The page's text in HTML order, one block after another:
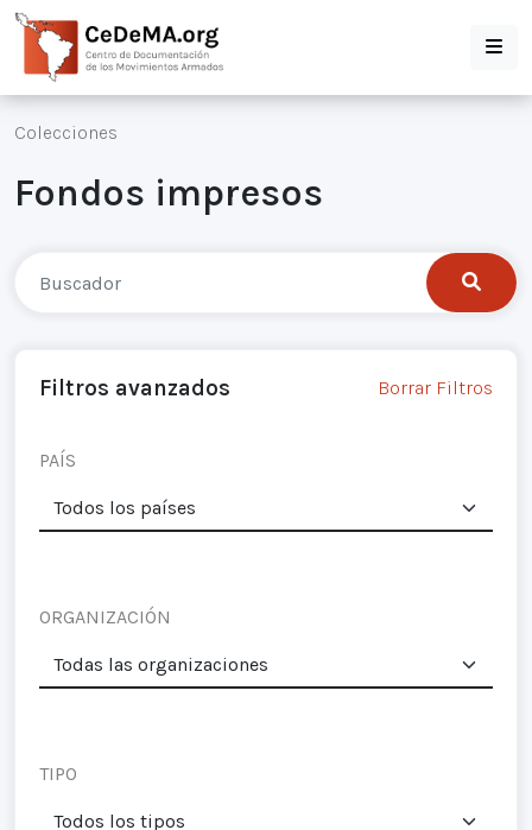
Colecciones
Fondos impresos
Filtros avanzados Borrar Filtros
PAÍS
ORGANIZACIÓN
TIPO